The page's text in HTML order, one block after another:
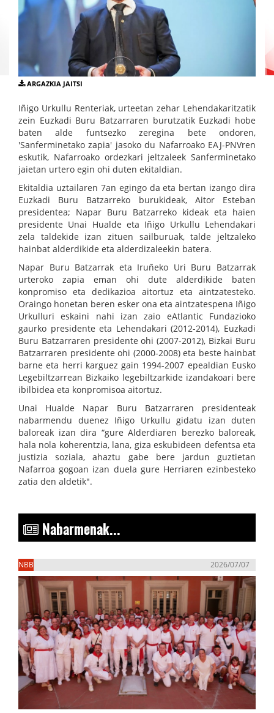
ARGAZKIA JAITSI
Iñigo Urkullu Renteriak, urteetan zehar Lehendakaritzatik
zein Euzkadi Buru Batzarraren burutzatik Euzkadi hobe
baten alde funtsezko zeregina bete ondoren,
'Sanferminetako zapia' jasoko du Nafarroako EAJ-PNVren
eskutik, Nafarroako ordezkari jeltzaleek Sanferminetako
jaietan urtero egin ohi duten ekitaldian.
Ekitaldia uztailaren 7an egingo da eta bertan izango dira
Euzkadi Buru Batzarreko burukideak, Aitor Esteban
presidentea; Napar Buru Batzarreko kideak eta haien
presidente Unai Hualde eta Iñigo Urkullu Lehendakari
zela taldekide izan zituen sailburuak, talde jeltzaleko
hainbat alderdikide eta alderdizaleekin batera.
Napar Buru Batzarrak eta Iruñeko Uri Buru Batzarrak
urteroko zapia eman ohi dute alderdikide baten
konpromiso eta dedikazioa aitortuz eta aintzatesteko.
Oraingo honetan beren esker ona eta aintzatespena Iñigo
Urkulluri eskaini nahi izan zaio eAtlantic Fundazioko
gaurko presidente eta Lehendakari (2012-2014), Euzkadi
Buru Batzarraren presidente ohi (2007-2012), Bizkai Buru
Batzarraren presidente ohi (2000-2008) eta beste hainbat
barne eta herri karguez gain 1994-2007 epealdian Eusko
Legebiltzarrean Bizkaiko legebiltzarkide izandakoari bere
ibilbidea eta konpromisoa aitortuz.
Unai Hualde Napar Buru Batzarraren presidenteak
nabarmendu duenez Iñigo Urkullu gidatu izan duten
baloreak izan dira “gure Alderdiaren berezko baloreak,
hala nola koherentzia, lana, giza eskubideen defentsa eta
justizia soziala, ahaztu gabe bere jardun guztietan
Nafarroa gogoan izan duela gure Herriaren ezinbesteko
zatia den aldetik".
Nabarmenak...
NBB 2026/07/07